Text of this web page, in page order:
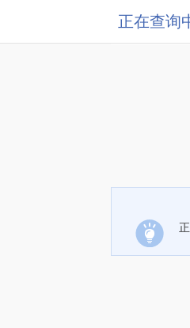
正在查询